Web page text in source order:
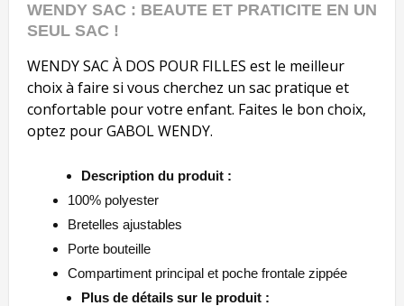
WENDY SAC : BEAUTE ET PRATICITE EN UN
SEUL SAC !
WENDY SAC À DOS POUR FILLES est le meilleur
choix à faire si vous cherchez un sac pratique et
confortable pour votre enfant. Faites le bon choix,
optez pour GABOL WENDY.
Description du produit :
100% polyester
Bretelles ajustables
Porte bouteille
Compartiment principal et poche frontale zippée
Plus de détails sur le produit :